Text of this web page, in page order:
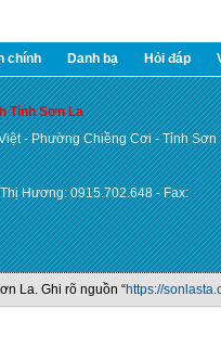
chính Danh bạ Hỏi đáp
Tỉnh Sơn La
- Phường Chiềng Cơi - Tỉnh Sơn
Hương: 0915.702.648 - Fax:
La. Ghi rõ nguồn “https://